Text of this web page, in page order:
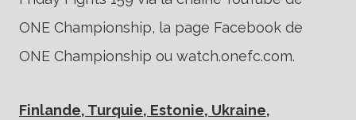
ONE Championship, la page Facebook de
ONE Championship ou watch.onefc.com.
Finlande, Turquie, Estonie, Ukraine,